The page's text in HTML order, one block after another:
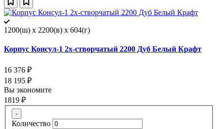
1200(ш) x 2200(в) x 604(г)
Корпус Консул-1 2х-створчатый 2200 Дуб Белый Крафт
16 376 ₽
18 195 ₽
Вы экономите
1819 ₽
-
Количество